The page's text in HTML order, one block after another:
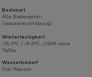
Bodenart
Alle Bodenarten
(wasserdurchlässig)
Winterfestigkeit
-15,0°C / -9,4°C, USDA zone
7b/8a
Wasserbedarf
Viel Wasser